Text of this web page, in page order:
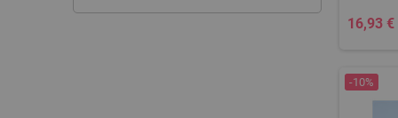
16,93 €
-10%